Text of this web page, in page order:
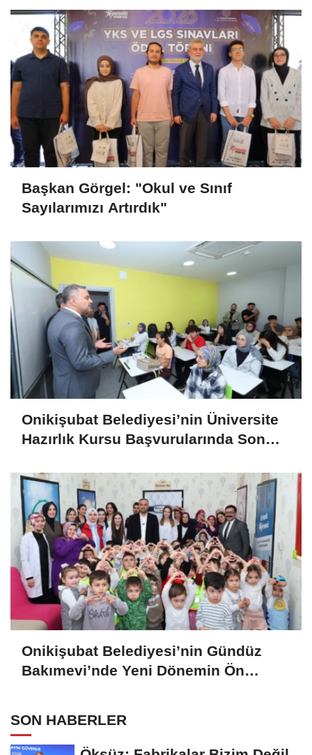
Başkan Görgel: "Okul ve Sınıf
Sayılarımızı Artırdık"
Onikişubat Belediyesi’nin Üniversite
Hazırlık Kursu Başvurularında Son
Onikişubat Belediyesi’nin Gündüz
Bakımevi’nde Yeni Dönemin Ön
SON HABERLER